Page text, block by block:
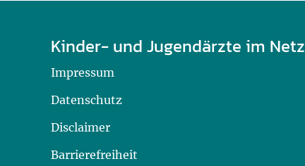
Kinder- und Jugendärzte im Netz
Impressum
Datenschutz
Disclaimer
Barrierefreiheit